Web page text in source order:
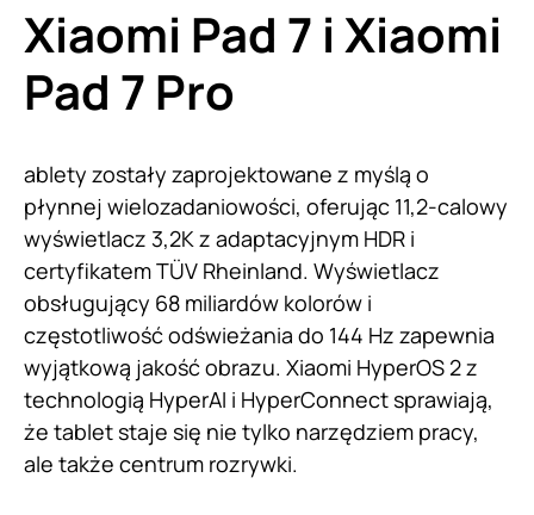
Xiaomi Pad 7 i Xiaomi
Pad 7 Pro
ablety zostały zaprojektowane z myślą o
płynnej wielozadaniowości, oferując 11,2-calowy
wyświetlacz 3,2K z adaptacyjnym HDR i
certyfikatem TÜV Rheinland. Wyświetlacz
obsługujący 68 miliardów kolorów i
częstotliwość odświeżania do 144 Hz zapewnia
wyjątkową jakość obrazu. Xiaomi HyperOS 2 z
technologią HyperAI i HyperConnect sprawiają,
że tablet staje się nie tylko narzędziem pracy,
ale także centrum rozrywki.